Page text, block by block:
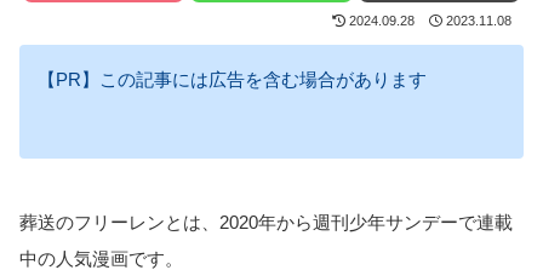
2024.09.28 2023.11.08
【PR】この記事には広告を含む場合があります
葬送のフリーレンとは、2020年から週刊少年サンデーで連載
中の人気漫画です。